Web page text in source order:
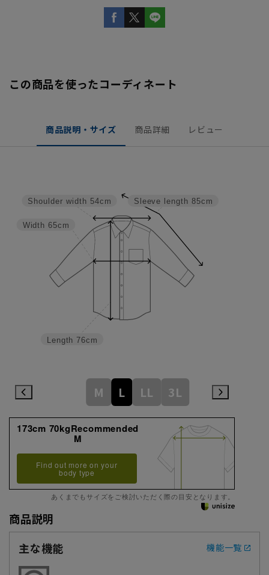
この商品を使ったコーディネート
商品説明・サイズ 商品詳細 レビュー
Sleeve length 85cm
Length 76cm
Width 65cm
Shoulder width 54cm
M L LL 3L
173cm 70kgRecommended
M
Find out more on your
body type
あくまでもサイズをご検討いただく際の目安となります。
商品説明
主な機能
機能一覧